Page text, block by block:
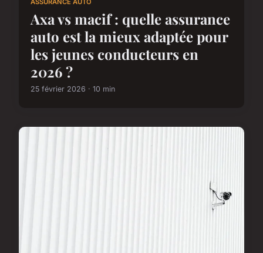
Axa vs macif : quelle assurance
auto est la mieux adaptée pour
les jeunes conducteurs en
2026 ?
25 février 2026 · 10 min